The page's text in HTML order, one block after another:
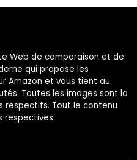
Web de comparaison et de
qui propose les
Amazon et vous tient au
Toutes les images sont la
respectifs. Tout le contenu
respectives.